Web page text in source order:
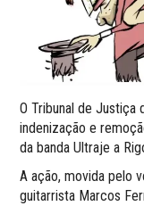
O Tribunal de Justiça
indenização e
da banda Ultraje a
A ação, movida pelo
guitarrista Marcos